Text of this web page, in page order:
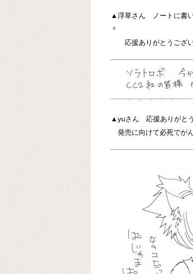
▲浮草さん ノートに書い
＾
応援ありがとうござい
▲yuさん 応援ありがと
発売に向けて必死でが